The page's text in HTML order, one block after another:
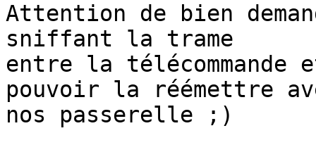
Attention de bien
sniffant la trame
entre la
pouvoir la réémettre
nos passerelle ;)